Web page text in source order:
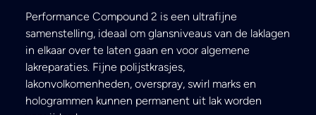
Performance Compound 2 is een ultrafijne
samenstelling, ideaal om glansniveaus van de laklagen
in elkaar over te laten gaan en voor algemene
lakreparaties. Fijne polijstkrasjes,
lakonvolkomenheden, overspray, swirl marks en
hologrammen kunnen permanent uit lak worden